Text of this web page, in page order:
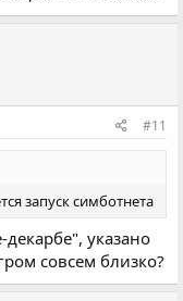
#11
запуск симботнета
указано
совсем близко?